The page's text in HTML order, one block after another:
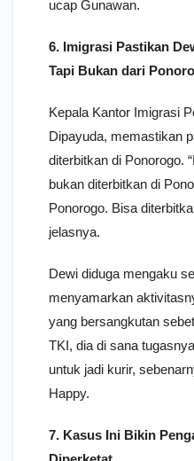
ucap Gunawan.
6. Imigrasi Pastikan
Tapi Bukan dari
Kepala Kantor Imigrasi
Dipayuda, memastikan
diterbitkan di Ponorogo.
bukan diterbitkan di
Ponorogo. Bisa
jelasnya.
Dewi diduga mengaku
menyamarkan
yang bersangkutan
TKI, dia di sana
untuk jadi kurir,
Happy.
7. Kasus Ini Bikin